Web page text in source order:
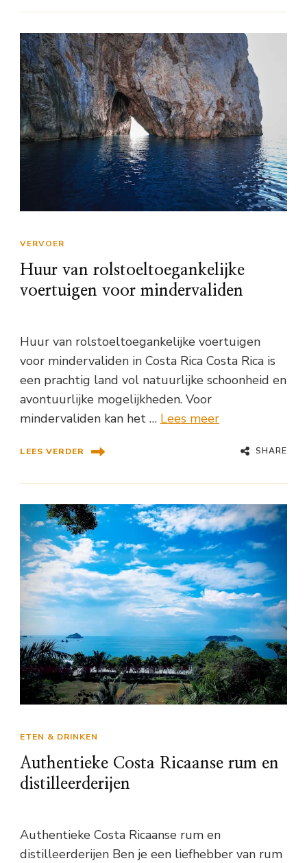
VERVOER
Huur van rolstoeltoegankelijke
voertuigen voor mindervaliden
Huur van rolstoeltoegankelijke voertuigen
voor mindervaliden in Costa Rica Costa Rica is
een prachtig land vol natuurlijke schoonheid en
avontuurlijke mogelijkheden. Voor
mindervaliden kan het … Lees meer
LEES VERDER SHARE
ETEN & DRINKEN
Authentieke Costa Ricaanse rum en
distilleerderijen
Authentieke Costa Ricaanse rum en
distilleerderijen Ben je een liefhebber van rum